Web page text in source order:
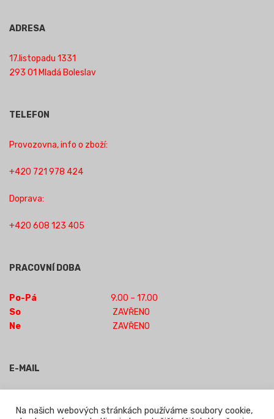
ADRESA
17.listopadu 1331
293 01 Mladá Boleslav
TELEFON
Provozovna, info o zboží:
+420 721 978 424
Doprava:
+420 608 123 405
PRACOVNÍ DOBA
Po-Pá
9.00 – 17.00
So
ZAVŘENO
Ne
ZAVŘENO
E-MAIL
Na našich webových stránkách používáme soubory cookie,